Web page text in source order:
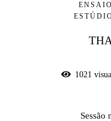
1021
Sessão